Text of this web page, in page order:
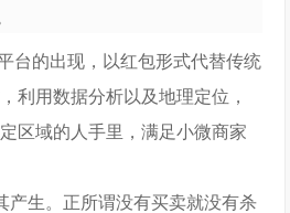
台的出现，以红包形式代替传统
利用数据分析以及地理定位，
区域的人手里，满足小微商家
产生。正所谓没有买卖就没有杀